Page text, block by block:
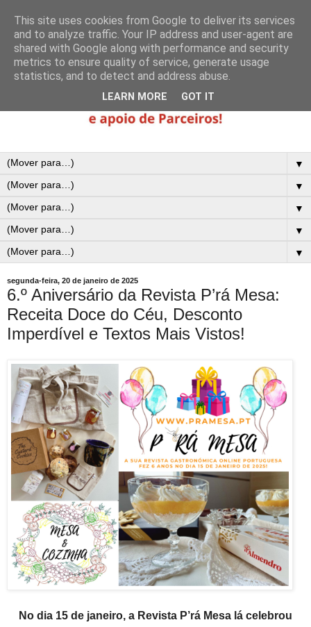
▼
▼
▼
▼
▼
segunda-feira, 20 de janeiro de 2025
6.º Aniversário da Revista P’rá Mesa:
Receita Doce do Céu, Desconto
Imperdível e Textos Mais Vistos!
No dia 15 de janeiro, a Revista P’rá Mesa lá celebrou
This site uses cookies from Google to deliver its services
and to analyze traffic. Your IP address and user-agent are
shared with Google along with performance and security
metrics to ensure quality of service, generate usage
statistics, and to detect and address abuse.
LEARN MORE GOT IT